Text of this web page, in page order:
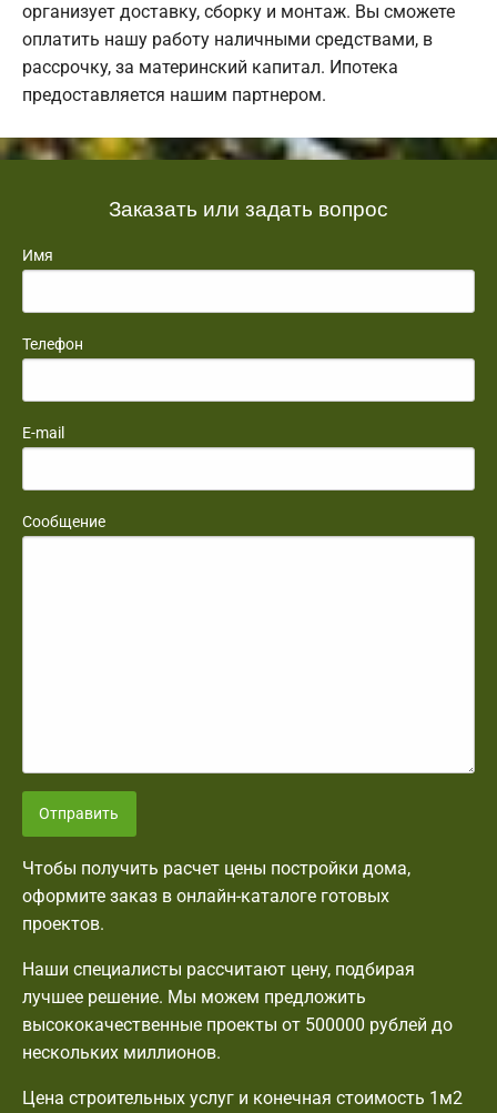
организует доставку, сборку и монтаж. Вы сможете
оплатить нашу работу наличными средствами, в
рассрочку, за материнский капитал. Ипотека
предоставляется нашим партнером.
Заказать или задать вопрос
Имя
Телефон
E-mail
Сообщение
Отправить
Чтобы получить расчет цены постройки дома,
оформите заказ в онлайн-каталоге готовых
проектов.
Наши специалисты рассчитают цену, подбирая
лучшее решение. Мы можем предложить
высококачественные проекты от 500000 рублей до
нескольких миллионов.
Цена строительных услуг и конечная стоимость 1м2